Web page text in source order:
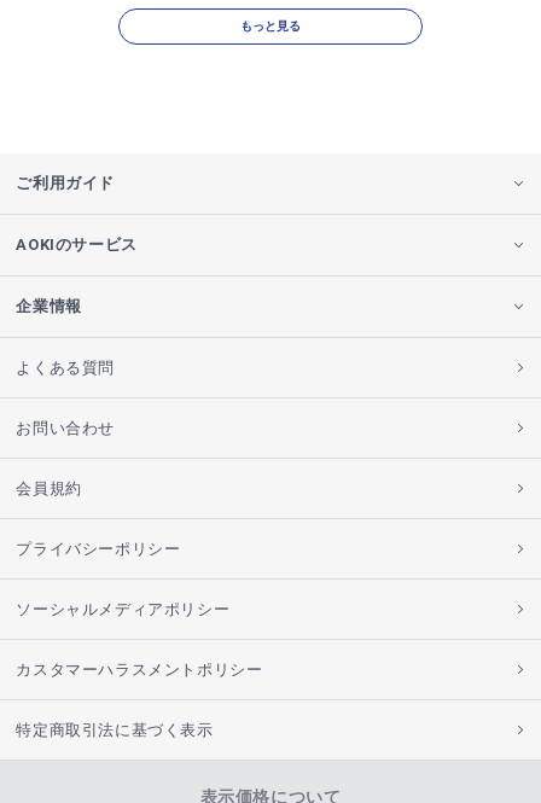
もっと見る
ご利用ガイド
AOKIのサービス
企業情報
よくある質問
お問い合わせ
会員規約
プライバシーポリシー
ソーシャルメディアポリシー
カスタマーハラスメントポリシー
特定商取引法に基づく表示
表示価格について